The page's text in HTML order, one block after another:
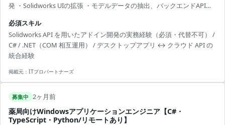
発 ・Solidworks UIの拡張 ・モデルデータの抽出、バックエンドAPIと
必須スキル
Solidworks API を用いたアドイン開発の実務経験（必須・代替不可） /
C# / .NET（COM 相互運用） / デスクトップアプリ ↔ クラウド API の
統合経験
掲載元： ITプロパートナーズ
募集中 2ヶ月前
薬局向けWindowsアプリケーションエンジニア【C#・
TypeScript・Python/リモートあり】